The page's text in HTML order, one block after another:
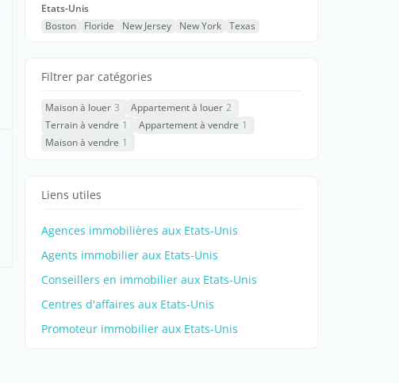
Etats-Unis
Boston
Floride New Jersey New York Texas
Filtrer par catégories
Maison à louer 3 Appartement à louer 2
Terrain à vendre 1 Appartement à vendre 1
Maison à vendre 1
Liens utiles
Agences immobilières aux Etats-Unis
Agents immobilier aux Etats-Unis
Conseillers en immobilier aux Etats-Unis
Centres d'affaires aux Etats-Unis
Promoteur immobilier aux Etats-Unis